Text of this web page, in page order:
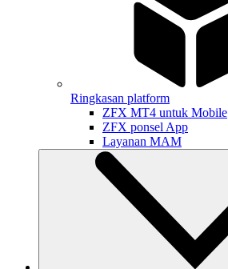
Ringkasan platform
ZFX MT4 untuk Mobile
ZFX ponsel App
Layanan MAM